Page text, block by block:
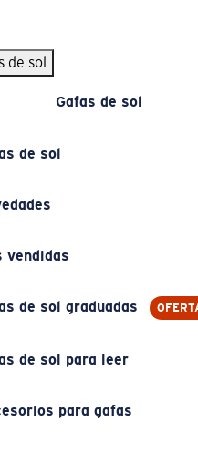
de sol
Gafas de sol
de sol
vendidas
de sol graduadas
de sol para leer
para gafas
Exclusivo